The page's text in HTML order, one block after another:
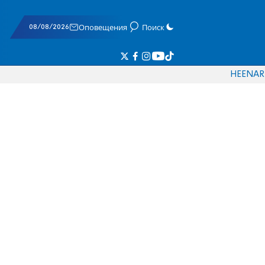
08/08/2026 Оповещения Поиск
HEENAR